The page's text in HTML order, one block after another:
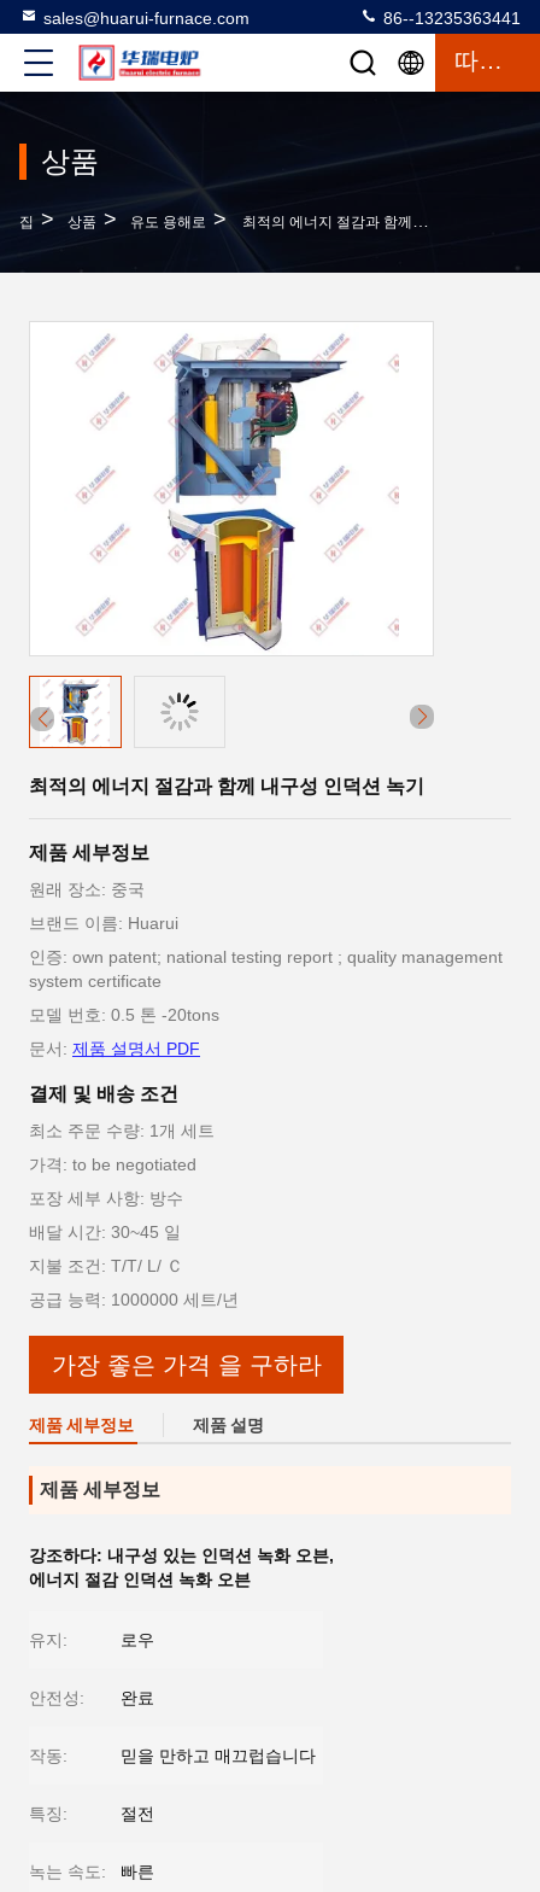
sales@huarui-furnace.com 86--13235363441
따옴표
상품
집 > 상품 > 유도 용해로 > 최적의 에너지 절감과 함께 내구성 인덕션 녹기
최적의 에너지 절감과 함께 내구성 인덕션 녹기
제품 세부정보
원래 장소: 중국
브랜드 이름: Huarui
인증: own patent; national testing report ; quality management
system certificate
모델 번호: 0.5 톤 -20tons
문서: 제품 설명서 PDF
결제 및 배송 조건
최소 주문 수량: 1개 세트
가격: to be negotiated
포장 세부 사항: 방수
배달 시간: 30~45 일
지불 조건: T/T/ L/ Ｃ
공급 능력: 1000000 세트/년
가장 좋은 가격 을 구하라
제품 세부정보 제품 설명
제품 세부정보
강조하다: 내구성 있는 인덕션 녹화 오븐,
에너지 절감 인덕션 녹화 오븐
유지: 로우
안전성: 완료
작동: 믿을 만하고 매끄럽습니다
특징: 절전
녹는 속도: 빠른